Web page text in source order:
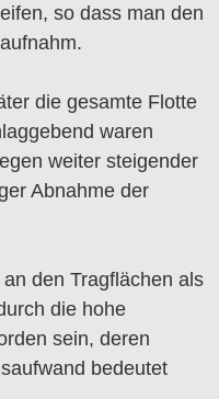
so dass man den
die gesamte Flotte
waren
weiter steigender
Abnahme der
den Tragflächen als
die hohe
sein, deren
bedeutet